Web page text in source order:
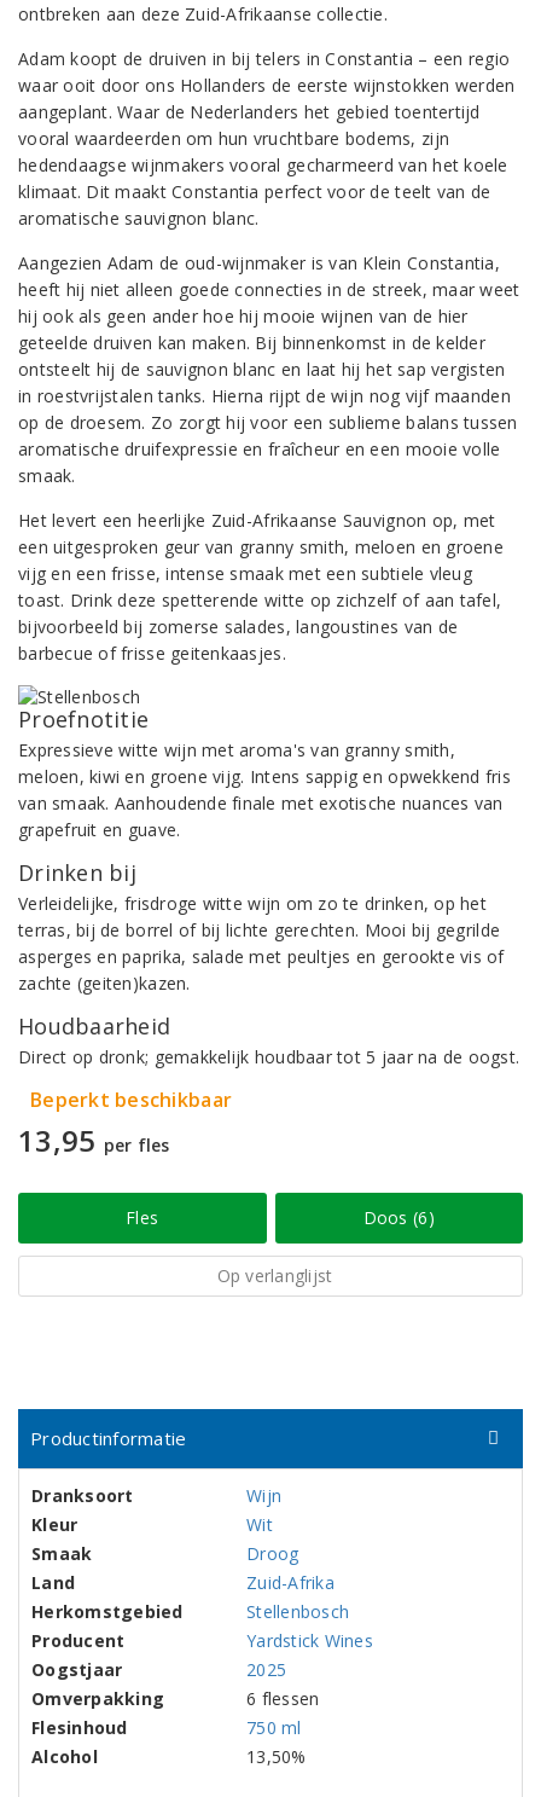
ontbreken aan deze Zuid-Afrikaanse collectie.
Adam koopt de druiven in bij telers in Constantia – een regio
waar ooit door ons Hollanders de eerste wijnstokken werden
aangeplant. Waar de Nederlanders het gebied toentertijd
vooral waardeerden om hun vruchtbare bodems, zijn
hedendaagse wijnmakers vooral gecharmeerd van het koele
klimaat. Dit maakt Constantia perfect voor de teelt van de
aromatische sauvignon blanc.
Aangezien Adam de oud-wijnmaker is van Klein Constantia,
heeft hij niet alleen goede connecties in de streek, maar weet
hij ook als geen ander hoe hij mooie wijnen van de hier
geteelde druiven kan maken. Bij binnenkomst in de kelder
ontsteelt hij de sauvignon blanc en laat hij het sap vergisten
in roestvrijstalen tanks. Hierna rijpt de wijn nog vijf maanden
op de droesem. Zo zorgt hij voor een sublieme balans tussen
aromatische druifexpressie en fraîcheur en een mooie volle
smaak.
Het levert een heerlijke Zuid-Afrikaanse Sauvignon op, met
een uitgesproken geur van granny smith, meloen en groene
vijg en een frisse, intense smaak met een subtiele vleug
toast. Drink deze spetterende witte op zichzelf of aan tafel,
bijvoorbeeld bij zomerse salades, langoustines van de
barbecue of frisse geitenkaasjes.
Proefnotitie
Expressieve witte wijn met aroma's van granny smith,
meloen, kiwi en groene vijg. Intens sappig en opwekkend fris
van smaak. Aanhoudende finale met exotische nuances van
grapefruit en guave.
Drinken bij
Verleidelijke, frisdroge witte wijn om zo te drinken, op het
terras, bij de borrel of bij lichte gerechten. Mooi bij gegrilde
asperges en paprika, salade met peultjes en gerookte vis of
zachte (geiten)kazen.
Houdbaarheid
Direct op dronk; gemakkelijk houdbaar tot 5 jaar na de oogst.
Beperkt beschikbaar
13,95 per fles
Fles Doos (6)
Op verlanglijst
Productinformatie
Dranksoort
Wijn
Kleur
Wit
Smaak
Droog
Land
Zuid-Afrika
Herkomstgebied
Stellenbosch
Producent
Yardstick Wines
Oogstjaar
2025
Omverpakking
6 flessen
Flesinhoud
750 ml
Alcohol
13,50%